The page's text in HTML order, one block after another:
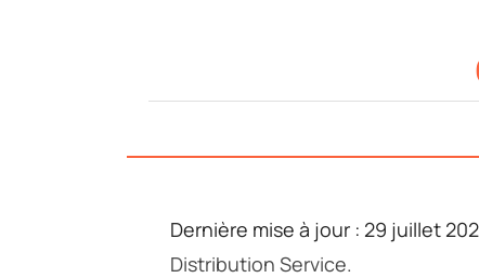
Dernière mise à jour : 29 juillet
Distribution Service.